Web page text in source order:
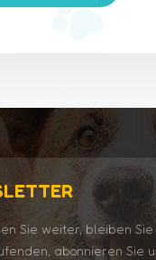
Sie weiter, bleiben
abonnieren Sie